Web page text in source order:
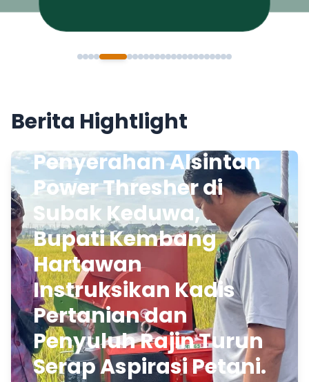
Berita Hightlight
Penyerahan Alsintan
Power Thresher di
Subak Keduwa,
Bupati Kembang
Hartawan
Instruksikan Kadis
Pertanian dan
Penyuluh Rajin Turun
Serap Aspirasi Petani.